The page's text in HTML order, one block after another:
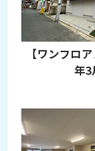
【ワンフロ
年3